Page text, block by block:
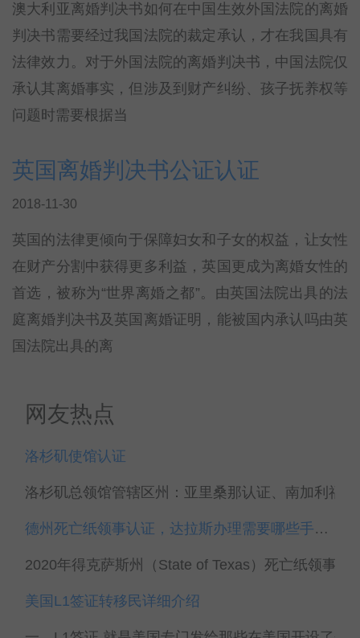
澳大利亚离婚判决书如何在中国生效外国法院的离婚
判决书需要经过我国法院的裁定承认，才在我国具有
法律效力。对于外国法院的离婚判决书，中国法院仅
承认其离婚事实，但涉及到财产纠纷、孩子抚养权等
问题时需要根据当
英国离婚判决书公证认证
2018-11-30
英国的法律更倾向于保障妇女和子女的权益，让女性
在财产分割中获得更多利益，英国更成为离婚女性的
首选，被称为“世界离婚之都”。由英国法院出具的法
庭离婚判决书及英国离婚证明，能被国内承认吗由英
国法院出具的离
网友热点
洛杉矶使馆认证
洛杉矶总领馆管辖区州：亚里桑那认证、南加利福
德州死亡纸领事认证，达拉斯办理需要哪些手续？
2020年得克萨斯州（State of Texas）死亡纸领事认
美国L1签证转移民详细介绍